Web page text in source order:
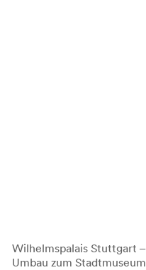
Wilhelmspalais Stuttgart –
Umbau zum Stadtmuseum